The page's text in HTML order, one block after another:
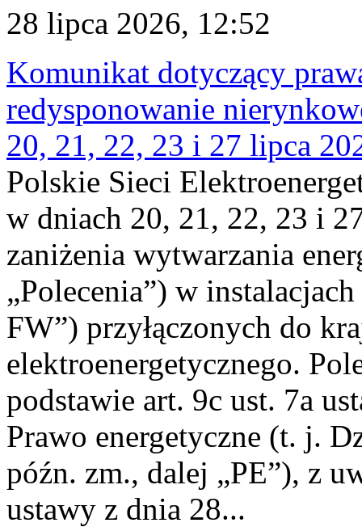
28 lipca 2026, 12:52
Komunikat dotyczący
redysponowanie
20, 21, 22, 23 i 27 lipca
Polskie Sieci
w dniach 20, 21, 22, 23 i
zaniżenia wytwarzania
„Polecenia”) w
FW”) przyłączonych do
elektroenergetycznego.
podstawie art. 9c ust. 7a
Prawo energetyczne (t. j.
późn. zm., dalej „PE”), z
ustawy z dnia 28...